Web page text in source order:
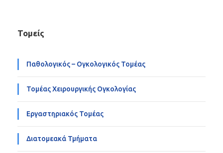
Τομείς
Παθολογικός – Ογκολογικός Τομέας
Τομέας Χειρουργικής Ογκολογίας
Εργαστηριακός Τομέας
Διατομεακά Τμήματα